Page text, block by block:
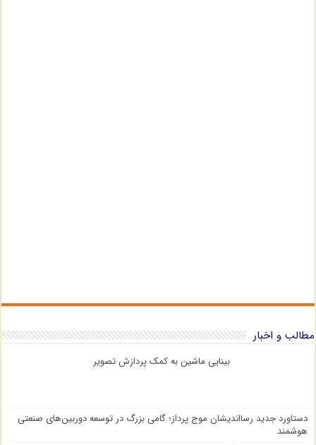
مطالب و اخبار
بینایی ماشین به کمک پردازش تصویر
دستاورد جدید رسااندیشان موج پرداز؛ گامی بزرگ در توسعه دوربین‌های صنعتی
هوشمند